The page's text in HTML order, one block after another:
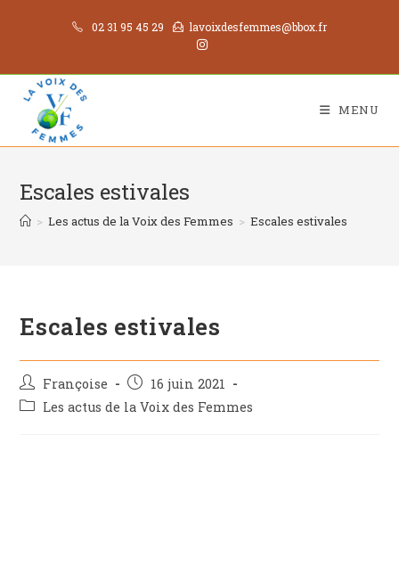
02 31 95 45 29 lavoixdesfemmes@bbox.fr
MENU
Escales estivales
> Les actus de la Voix des Femmes > Escales estivales
Escales estivales
Françoise
16 juin 2021
Les actus de la Voix des Femmes